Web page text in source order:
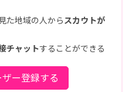
た地域の人から スカウトが
チャットすることができる
ー登録する